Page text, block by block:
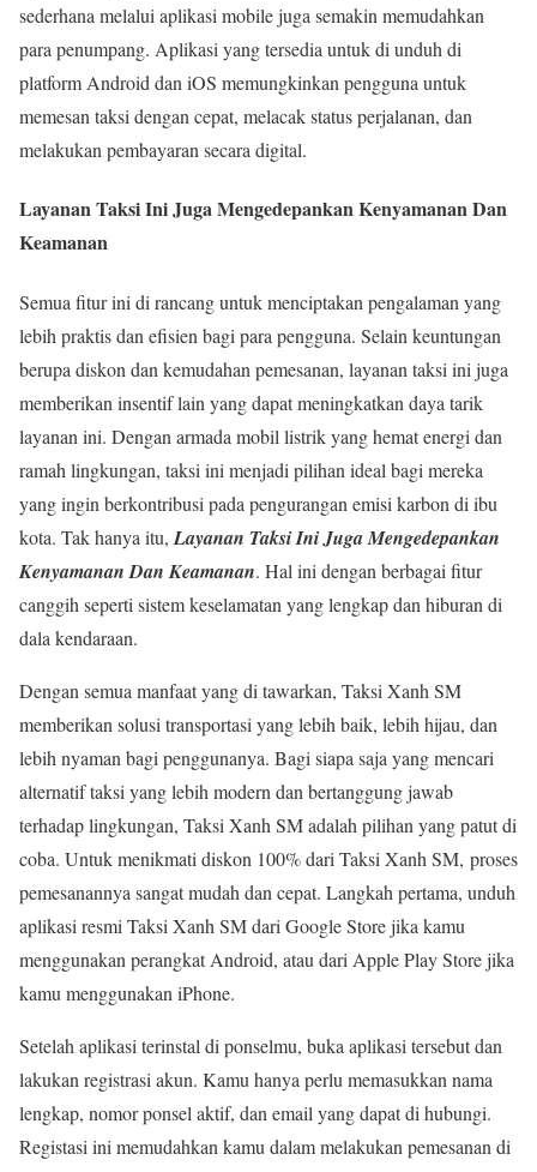
sederhana melalui aplikasi mobile juga semakin memudahkan
para penumpang. Aplikasi yang tersedia untuk di unduh di
platform Android dan iOS memungkinkan pengguna untuk
memesan taksi dengan cepat, melacak status perjalanan, dan
melakukan pembayaran secara digital.
Layanan Taksi Ini Juga Mengedepankan Kenyamanan Dan
Keamanan
Semua fitur ini di rancang untuk menciptakan pengalaman yang
lebih praktis dan efisien bagi para pengguna. Selain keuntungan
berupa diskon dan kemudahan pemesanan, layanan taksi ini juga
memberikan insentif lain yang dapat meningkatkan daya tarik
layanan ini. Dengan armada mobil listrik yang hemat energi dan
ramah lingkungan, taksi ini menjadi pilihan ideal bagi mereka
yang ingin berkontribusi pada pengurangan emisi karbon di ibu
kota. Tak hanya itu, Layanan Taksi Ini Juga Mengedepankan
Kenyamanan Dan Keamanan. Hal ini dengan berbagai fitur
canggih seperti sistem keselamatan yang lengkap dan hiburan di
dala kendaraan.
Dengan semua manfaat yang di tawarkan, Taksi Xanh SM
memberikan solusi transportasi yang lebih baik, lebih hijau, dan
lebih nyaman bagi penggunanya. Bagi siapa saja yang mencari
alternatif taksi yang lebih modern dan bertanggung jawab
terhadap lingkungan, Taksi Xanh SM adalah pilihan yang patut di
coba. Untuk menikmati diskon 100% dari Taksi Xanh SM, proses
pemesanannya sangat mudah dan cepat. Langkah pertama, unduh
aplikasi resmi Taksi Xanh SM dari Google Store jika kamu
menggunakan perangkat Android, atau dari Apple Play Store jika
kamu menggunakan iPhone.
Setelah aplikasi terinstal di ponselmu, buka aplikasi tersebut dan
lakukan registrasi akun. Kamu hanya perlu memasukkan nama
lengkap, nomor ponsel aktif, dan email yang dapat di hubungi.
Registasi ini memudahkan kamu dalam melakukan pemesanan di